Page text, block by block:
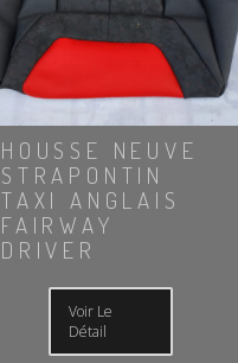
HOUSSE NEUVE
STRAPONTIN
TAXI ANGLAIS
FAIRWAY
DRIVER
Voir Le
Détail